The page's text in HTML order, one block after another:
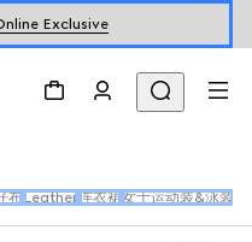
Exclusive
布 Leather 连衣裙 女士运动装&泳装